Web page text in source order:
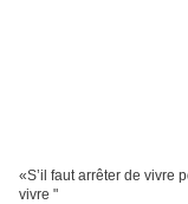
«S’il faut arrêter de vivre
vivre "